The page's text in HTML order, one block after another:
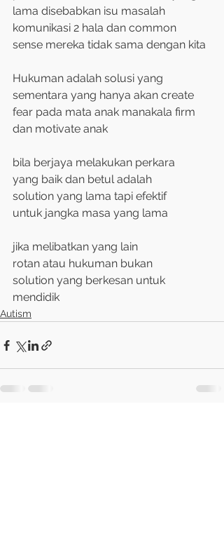
lama disebabkan isu masalah
komunikasi 2 hala dan common
sense mereka tidak sama dengan kita
Hukuman adalah solusi yang
sementara yang hanya akan create
fear pada mata anak manakala firm
dan motivate anak
bila berjaya melakukan perkara
yang baik dan betul adalah
solution yang lama tapi efektif
untuk jangka masa yang lama
jika melibatkan yang lain
rotan atau hukuman bukan
solution yang berkesan untuk
mendidik
Autism